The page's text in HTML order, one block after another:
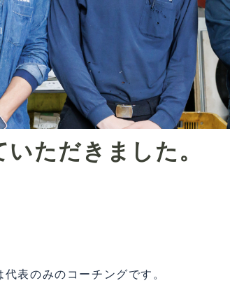
ただきました。
表のみのコーチングです。